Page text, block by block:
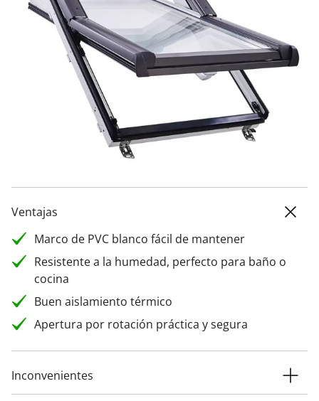
Ventajas
Marco de PVC blanco fácil de mantener
Resistente a la humedad, perfecto para baño o
cocina
Buen aislamiento térmico
Apertura por rotación práctica y segura
Inconvenientes